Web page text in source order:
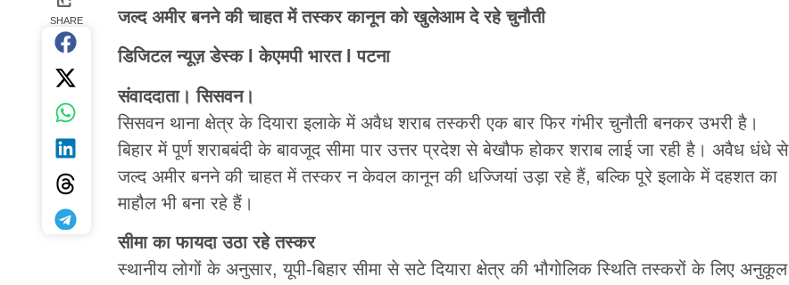
SHARE जल्द अमीर बनने की चाहत में तस्कर कानून को खुलेआम दे रहे चुनौती
डिजिटल न्यूज़ डेस्क l केएमपी भारत l पटना
संवाददाता। सिसवन।
सिसवन थाना क्षेत्र के दियारा इलाके में अवैध शराब तस्करी एक बार फिर गंभीर चुनौती बनकर उभरी है।
बिहार में पूर्ण शराबबंदी के बावजूद सीमा पार उत्तर प्रदेश से बेखौफ होकर शराब लाई जा रही है। अवैध धंधे से
जल्द अमीर बनने की चाहत में तस्कर न केवल कानून की धज्जियां उड़ा रहे हैं, बल्कि पूरे इलाके में दहशत का
माहौल भी बना रहे हैं।
सीमा का फायदा उठा रहे तस्कर
स्थानीय लोगों के अनुसार, यूपी-बिहार सीमा से सटे दियारा क्षेत्र की भौगोलिक स्थिति तस्करों के लिए अनुकूल